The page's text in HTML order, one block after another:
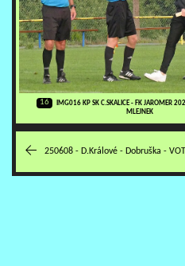
16
IMG016 KP SK C.SKALICE - FK JAROMER
MLEJNEK
250608 - D.Králové - Dobruška -